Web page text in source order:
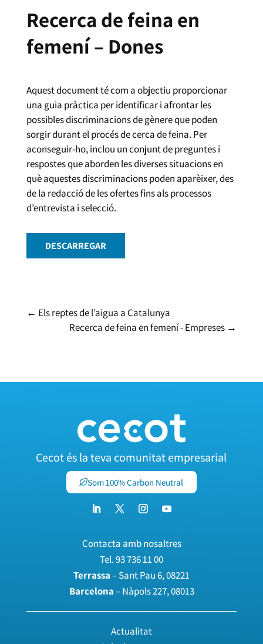
Recerca de feina en
femení – Dones
Aquest document té com a objectiu proporcionar
una guia pràctica per identificar i afrontar les
possibles discriminacions de gènere que poden
sorgir durant el procés de cerca de feina. Per
aconseguir-ho, inclou un conjunt de preguntes i
respostes que aborden les diverses situacions en
què aquestes discriminacions poden aparèixer, des
de la redacció de les ofertes fins als processos
d’entrevista i selecció.
DESCARREGAR
← Els reptes de l’aigua a Catalunya
Recerca de feina en femení - Empreses →
Cecot és la teva comunitat empresarial
Som 100% Carbon Neutral
Contacta amb nosaltres
Tel.93 736 11 00
Terrassa– Sant Pau 6, 08221
Barcelona– Nàpols 227, 08013
Actualitat